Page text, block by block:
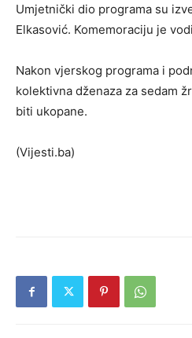
Umjetnički dio programa su
Elkasović. Komemoraciju je
Nakon vjerskog programa i
kolektivna dženaza za sedam
biti ukopane.
(Vijesti.ba)